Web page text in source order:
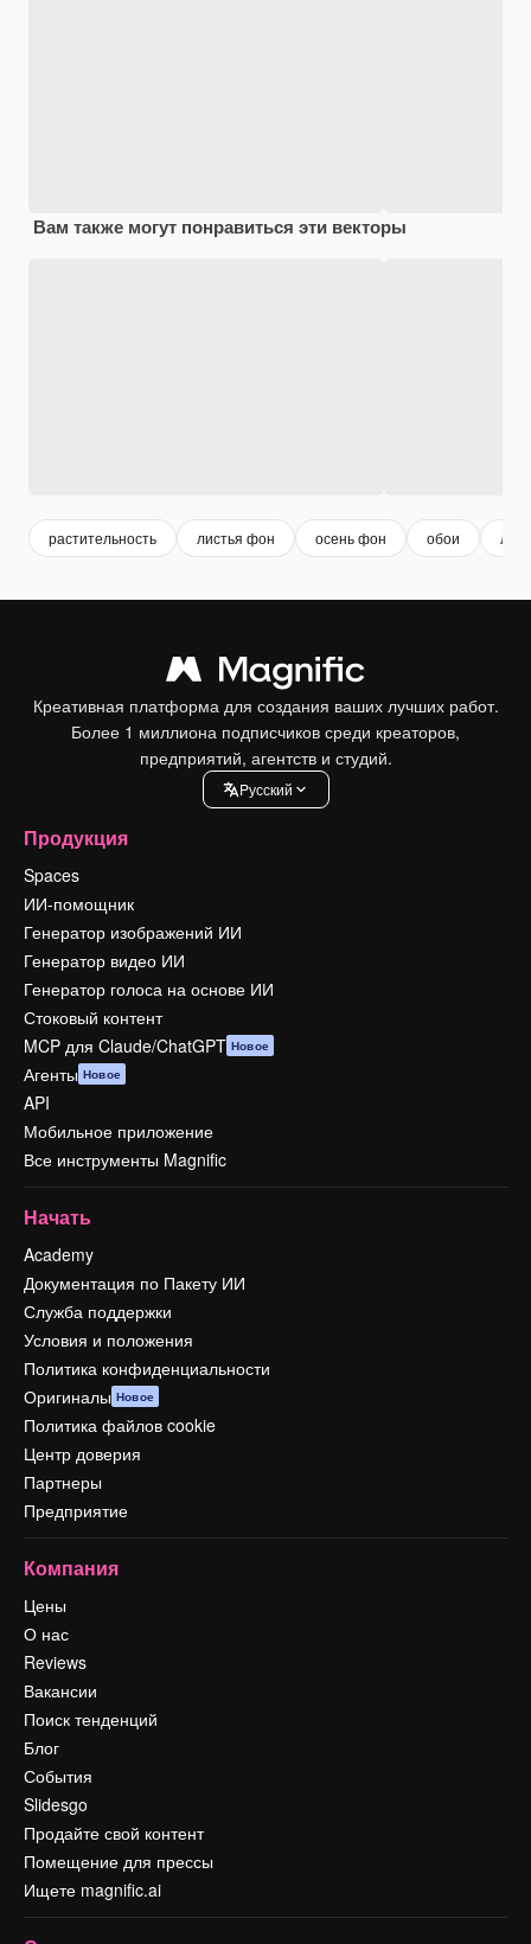
Вам также могут понравиться эти векторы
растительность листья фон осень фон обои
Креативная платформа для создания ваших лучших работ.
Более 1 миллиона подписчиков среди креаторов,
предприятий, агентств и студий.
Pусский
Продукция
Spaces
ИИ-помощник
Генератор изображений ИИ
Генератор видео ИИ
Генератор голоса на основе ИИ
Стоковый контент
MCP для Claude/ChatGPT Новое
Агенты Новое
API
Мобильное приложение
Все инструменты Magnific
Начать
Academy
Документация по Пакету ИИ
Служба поддержки
Условия и положения
Политика конфиденциальности
Оригиналы Новое
Политика файлов cookie
Центр доверия
Партнеры
Предприятие
Компания
Цены
О нас
Reviews
Вакансии
Поиск тенденций
Блог
События
Slidesgo
Продайте свой контент
Помещение для прессы
Ищете magnific.ai